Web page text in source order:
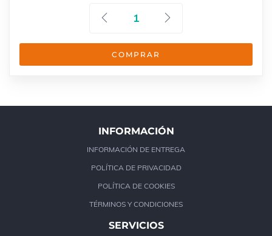
COMPRAR
INFORMACIÓN
INFORMACIÓN DE ENTREGA
POLÍTICA DE PRIVACIDAD
POLÍTICA DE COOKIES
TÉRMINOS Y CONDICIONES
SERVICIOS